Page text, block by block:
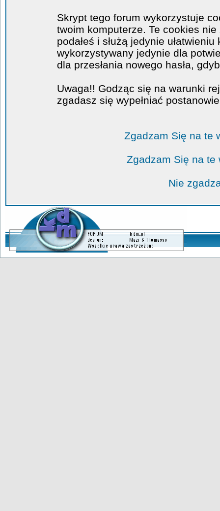
Skrypt tego forum wykorzystuje
twoim komputerze. Te cookies
podałeś i służą jedynie
wykorzystywany jedynie dla
dla przesłania nowego hasła,
Uwaga!! Godząc się na warunki
zgadasz się wypełniać
Zgadzam Się na te
Zgadzam Się na
Nie